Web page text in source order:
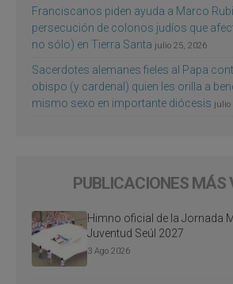
Franciscanos piden ayuda a Marco
persecución de colonos judíos que
no sólo) en Tierra Santa julio 25, 2026
Sacerdotes alemanes fieles al Papa
obispo (y cardenal) quien les orilla a
mismo sexo en importante diócesis julio
PUBLICACIONES MÁS
Himno oficial de la Jornada
Juventud Seúl 2027
3 Ago 2026